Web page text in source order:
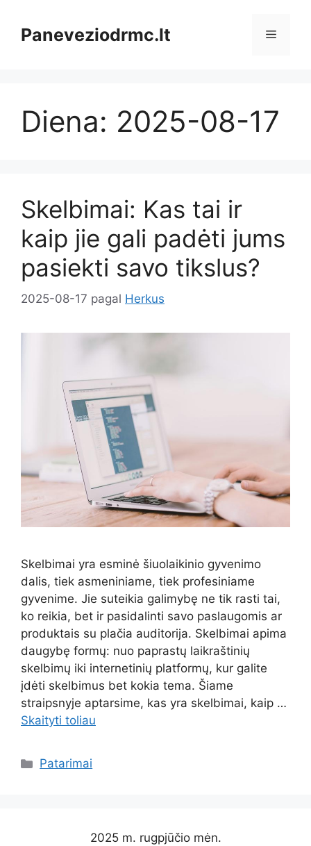
turinioPaneveziodrmc.lt Meniu
Diena: 2025-08-17
Skelbimai: Kas tai ir
kaip jie gali padėti jums
pasiekti savo tikslus?
2025-08-17 pagal Herkus
Skelbimai yra esminė šiuolaikinio gyvenimo
dalis, tiek asmeniniame, tiek profesiniame
gyvenime. Jie suteikia galimybę ne tik rasti tai,
ko reikia, bet ir pasidalinti savo paslaugomis ar
produktais su plačia auditorija. Skelbimai apima
daugybę formų: nuo paprastų laikraštinių
skelbimų iki internetinių platformų, kur galite
įdėti skelbimus bet kokia tema. Šiame
straipsnyje aptarsime, kas yra skelbimai, kaip …
Skaityti toliau
Kategorijos
Patarimai
2025 m. rugpjūčio mėn.